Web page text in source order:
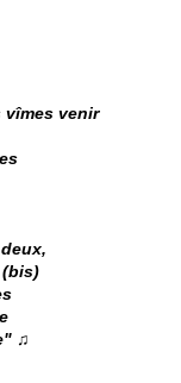
vîmes venir
(bis)
♫